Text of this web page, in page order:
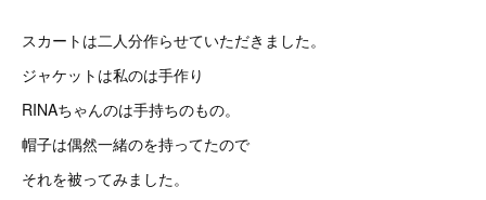
スカートは二人分作らせていただきました。
ジャケットは私のは手作り
RINAちゃんのは手持ちのもの。
帽子は偶然一緒のを持ってたので
それを被ってみました。